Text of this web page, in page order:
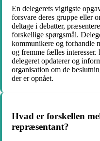
En delegerets vigtigste
forsvare deres gruppe eller
deltage i debatter,
forskellige spørgsmål.
kommunikere og forhandle
og fremme fælles
delegeret opdaterer og
organisation om de
der er opnået.
Hvad er forskellen
repræsentant?